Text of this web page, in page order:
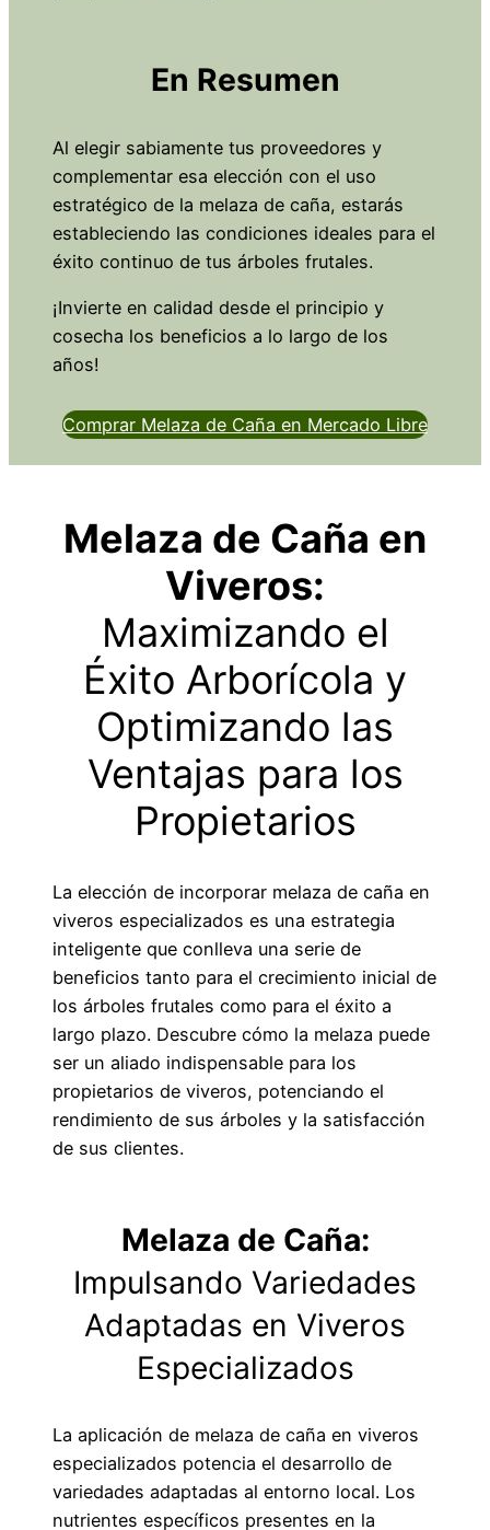
En Resumen
Al elegir sabiamente tus proveedores y
complementar esa elección con el uso
estratégico de la melaza de caña, estarás
estableciendo las condiciones ideales para el
éxito continuo de tus árboles frutales.
¡Invierte en calidad desde el principio y
cosecha los beneficios a lo largo de los
años!
Comprar Melaza de Caña en Mercado Libre
Melaza de Caña en
Viveros:
Maximizando el
Éxito Arborícola y
Optimizando las
Ventajas para los
Propietarios
La elección de incorporar melaza de caña en
viveros especializados es una estrategia
inteligente que conlleva una serie de
beneficios tanto para el crecimiento inicial de
los árboles frutales como para el éxito a
largo plazo. Descubre cómo la melaza puede
ser un aliado indispensable para los
propietarios de viveros, potenciando el
rendimiento de sus árboles y la satisfacción
de sus clientes.
Melaza de Caña:
Impulsando Variedades
Adaptadas en Viveros
Especializados
La aplicación de melaza de caña en viveros
especializados potencia el desarrollo de
variedades adaptadas al entorno local. Los
nutrientes específicos presentes en la